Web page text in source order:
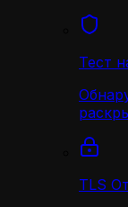
Тест
TLS